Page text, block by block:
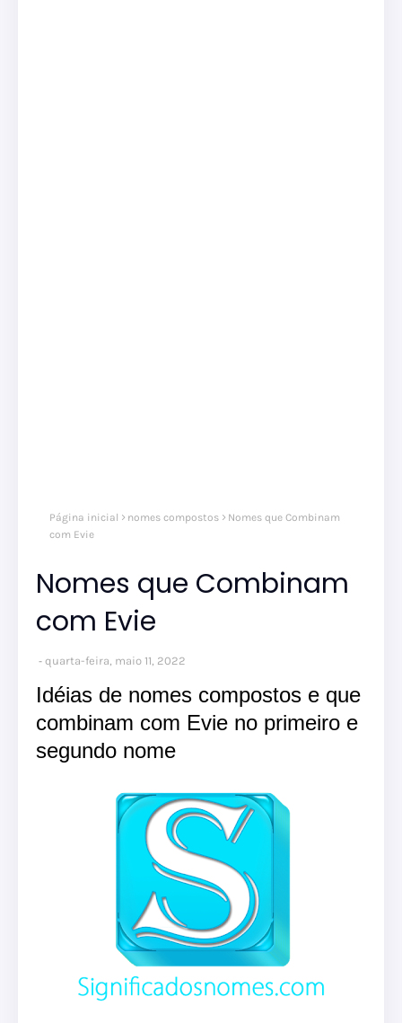
Página inicial nomes compostos
Nomes que Combinam
com Evie
Nomes que Combinam
com Evie
quarta-feira, maio 11, 2022
Idéias de nomes compostos e que
combinam com Evie no primeiro e
segundo nome